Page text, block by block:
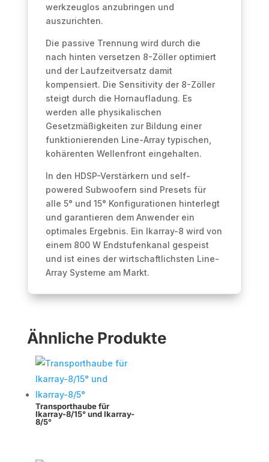
werkzeuglos anzubringen und
auszurichten.
Die passive Trennung wird durch die
nach hinten versetzen 8-Zöller optimiert
und der Laufzeitversatz damit
kompensiert. Die Sensitivity der 8-Zöller
steigt durch die Hornaufladung. Es
werden alle physikalischen
Gesetzmäßigkeiten zur Bildung einer
funktionierenden Line-Array typischen,
kohärenten Wellenfront eingehalten.
In den HDSP-Verstärkern und self-
powered Subwoofern sind Presets für
alle 5° und 15° Konfigurationen hinterlegt
und garantieren dem Anwender ein
optimales Ergebnis. Ein Ikarray-8 wird von
einem 800 W Endstufenkanal gespeist
und ist eines der wirtschaftlichsten Line-
Array Systeme am Markt.
Ähnliche Produkte
Transporthaube für
Ikarray-8/15° und Ikarray-
8/5°